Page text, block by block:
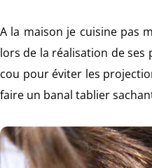
A la maison je cuisine pas
lors de la réalisation de
cou pour éviter les
faire un banal tablier